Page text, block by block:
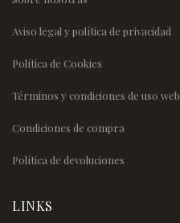
Aviso legal y política de privacidad
Política de Cookies
Términos y condiciones de uso web
Condiciones de compra
Política de devoluciones
LINKS